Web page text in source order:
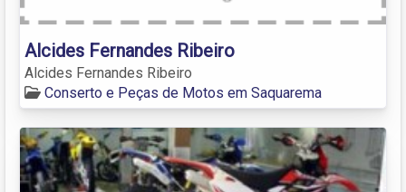
Alcides Fernandes Ribeiro
Alcides Fernandes Ribeiro
Conserto e Peças de Motos em Saquarema